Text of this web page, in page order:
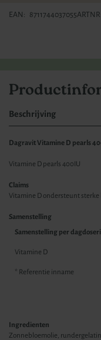
EAN 8711744037055ARTNR
Beschrijving
Dagravit Vitamine D pearls
Vitamine D pearls 400IU
Claims
Vitamine D ondersteunt
Samenstelling
Samenstelling per
Vitamine D
* Referentie inname
Ingredienten
Zonnebloemolie,